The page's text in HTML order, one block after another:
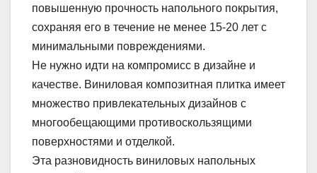
повышенную прочность напольного покрытия,
сохраняя его в течение не менее 15-20 лет с
минимальными повреждениями.
Не нужно идти на компромисс в дизайне и
качестве. Виниловая композитная плитка имеет
множество привлекательных дизайнов с
многообещающими противоскользящими
поверхностями и отделкой.
Эта разновидность виниловых напольных